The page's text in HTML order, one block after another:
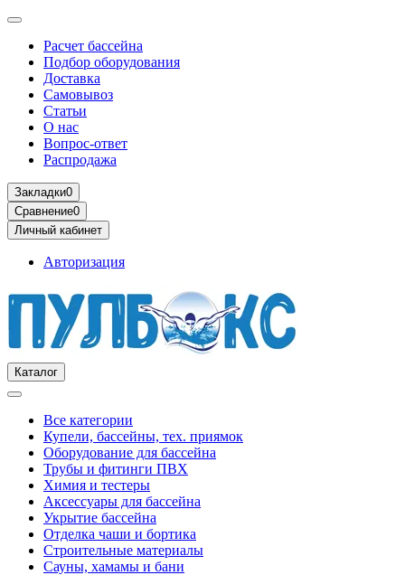
Расчет бассейна
Подбор оборудования
Доставка
Самовывоз
Статьи
О нас
Вопрос-ответ
Распродажа
Закладки0
Сравнение0
Личный кабинет
Авторизация
Каталог
Все категории
Купели, бассейны, тех. приямок
Оборудование для бассейна
Трубы и фитинги ПВХ
Химия и тестеры
Аксессуары для бассейна
Укрытие бассейна
Отделка чаши и бортика
Строительные материалы
Сауны, хамамы и бани